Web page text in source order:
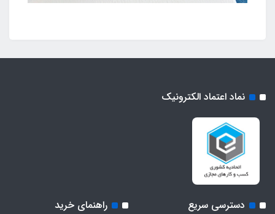
نماد اعتماد الکترونیک
دسترسی سریع راهنمای خرید